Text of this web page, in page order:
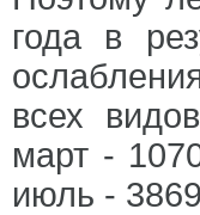
года в
всех
март -
июль -